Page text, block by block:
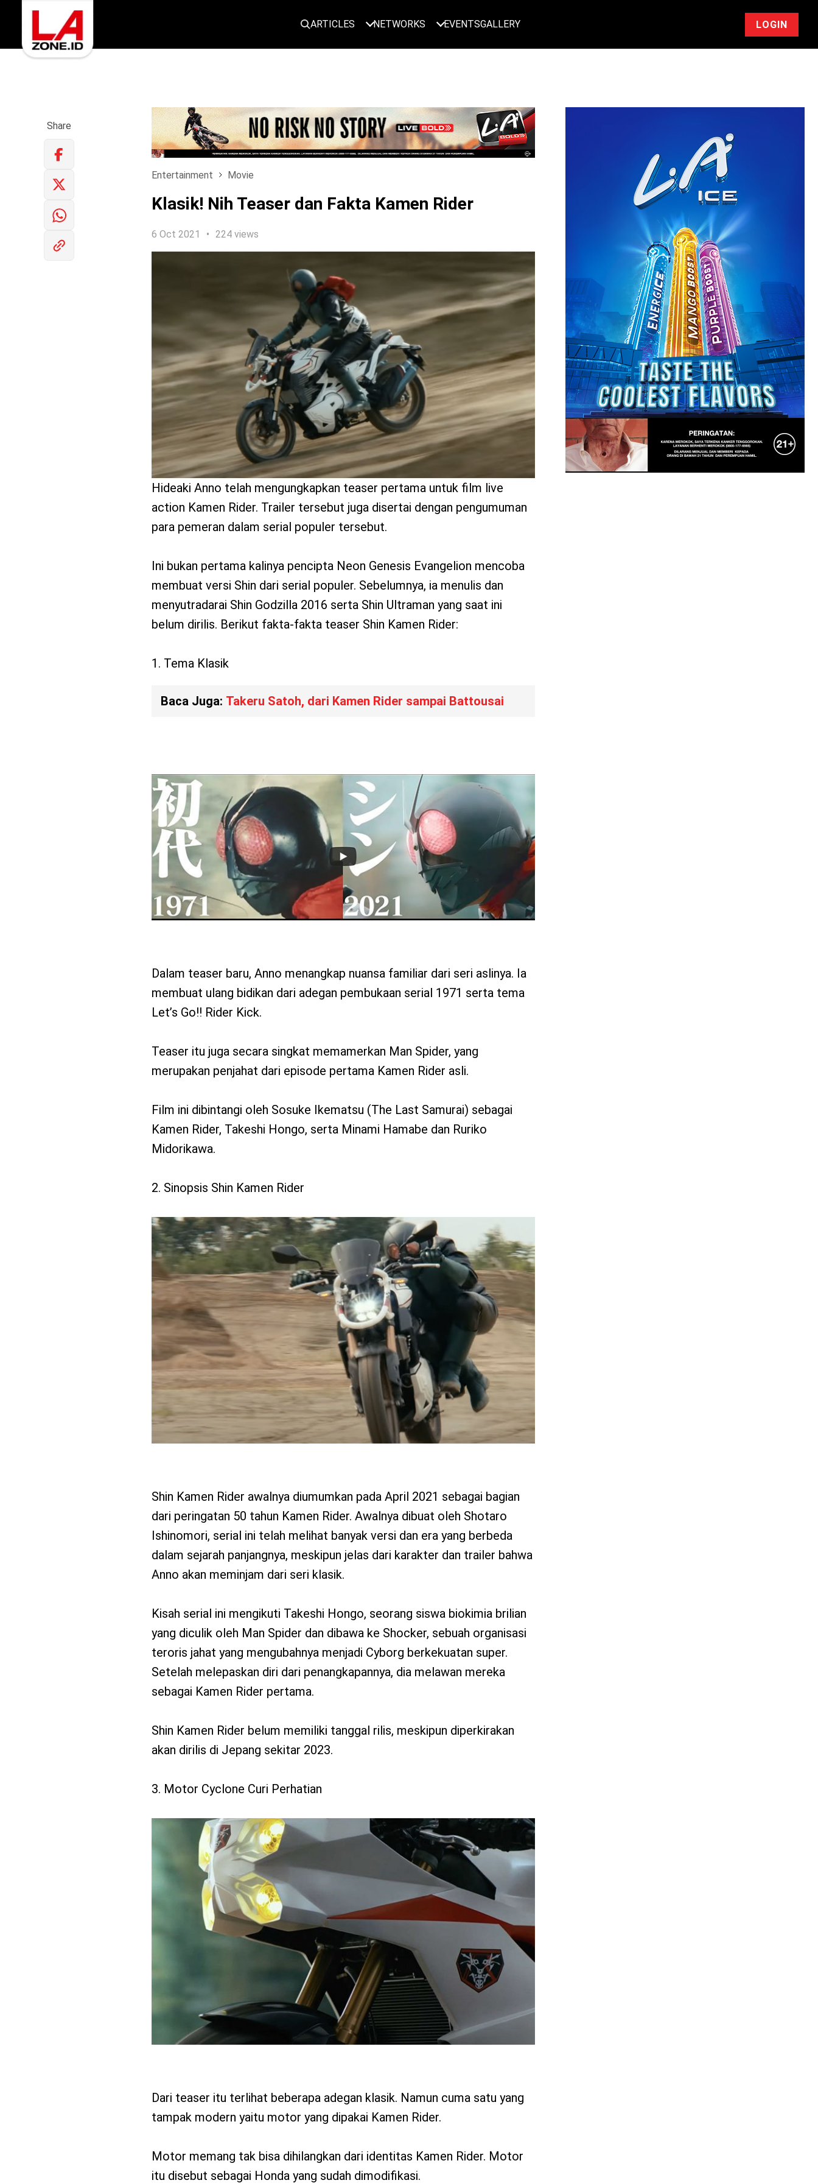
ARTICLES NETWORKS EVENTSGALLERY LOGIN
benefit
menarik
LOGIN
Share
Entertainment Movie
Klasik! Nih Teaser dan Fakta Kamen Rider
6 Oct 2021 224 views
Hideaki Anno telah mengungkapkan teaser pertama untuk film live
action Kamen Rider. Trailer tersebut juga disertai dengan pengumuman
para pemeran dalam serial populer tersebut.
Ini bukan pertama kalinya pencipta Neon Genesis Evangelion mencoba
membuat versi Shin dari serial populer. Sebelumnya, ia menulis dan
menyutradarai Shin Godzilla 2016 serta Shin Ultraman yang saat ini
belum dirilis. Berikut fakta-fakta teaser Shin Kamen Rider:
1. Tema Klasik
Baca Juga: Takeru Satoh, dari Kamen Rider sampai Battousai
Dalam teaser baru, Anno menangkap nuansa familiar dari seri aslinya. Ia
membuat ulang bidikan dari adegan pembukaan serial 1971 serta tema
Let’s Go!! Rider Kick.
Teaser itu juga secara singkat memamerkan Man Spider, yang
merupakan penjahat dari episode pertama Kamen Rider asli.
Film ini dibintangi oleh Sosuke Ikematsu (The Last Samurai) sebagai
Kamen Rider, Takeshi Hongo, serta Minami Hamabe dan Ruriko
Midorikawa.
2. Sinopsis Shin Kamen Rider
Shin Kamen Rider awalnya diumumkan pada April 2021 sebagai bagian
dari peringatan 50 tahun Kamen Rider. Awalnya dibuat oleh Shotaro
Ishinomori, serial ini telah melihat banyak versi dan era yang berbeda
dalam sejarah panjangnya, meskipun jelas dari karakter dan trailer bahwa
Anno akan meminjam dari seri klasik.
Kisah serial ini mengikuti Takeshi Hongo, seorang siswa biokimia brilian
yang diculik oleh Man Spider dan dibawa ke Shocker, sebuah organisasi
teroris jahat yang mengubahnya menjadi Cyborg berkekuatan super.
Setelah melepaskan diri dari penangkapannya, dia melawan mereka
sebagai Kamen Rider pertama.
Shin Kamen Rider belum memiliki tanggal rilis, meskipun diperkirakan
akan dirilis di Jepang sekitar 2023.
3. Motor Cyclone Curi Perhatian
Dari teaser itu terlihat beberapa adegan klasik. Namun cuma satu yang
tampak modern yaitu motor yang dipakai Kamen Rider.
Motor memang tak bisa dihilangkan dari identitas Kamen Rider. Motor
itu disebut sebagai Honda yang sudah dimodifikasi.